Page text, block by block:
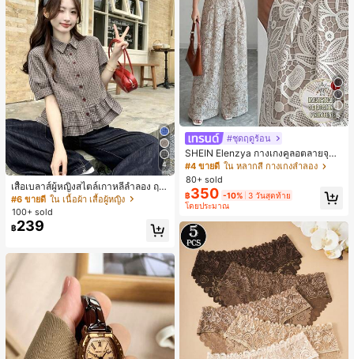
4
เสื้อเบลาส์ผู้หญิงสไตล์เกาหลีลำลอง ฤดู
ใบไม้ผลิ/ฤดูร้อนใหม่ ชายระบาย ชิคแล
ะหรูหรา
#6 ขายดี ใน เนื้อผ้า เสื้อผู้หญิง
100+ sold
฿239
5
#ชุดฤดูร้อน
SHEIN Elenzya กางเกงคูลอตลายจุดเ
อวสูงแบบใหม่สำหรับฤดูใบไม้ผลิ/ฤดูร้อ
น, สไตล์หรูหราเหมาะสำหรับใส่ในชีวิต
ประจำวันและทำงาน, ให้ความรู้สึกวินเ
ทจสำหรับฤดูรับปริญญา, เทศกาลดนตร
ี, การแข่งม้าดาร์บี้, วันประกาศอิสรภาพ
#4 ขายดี ใน หลากสี กางเกงลำลอง
80+ sold
฿350 -10% 3 วันสุดท้าย
โดยประมาณ